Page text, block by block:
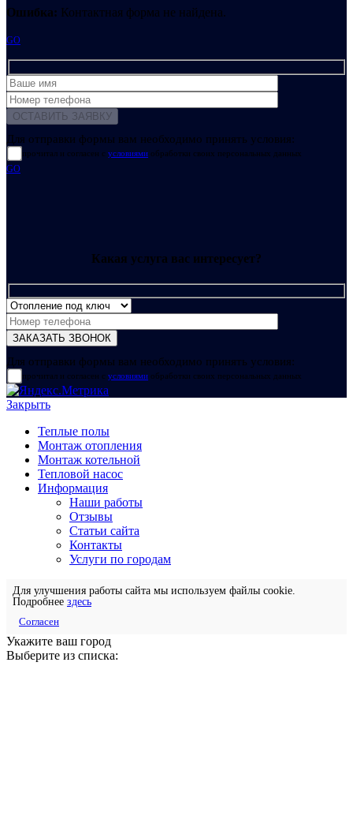
Ошибка: Контактная форма не найдена.
GO
Для отправки формы вам необходимо принять условия:
прочитал и согласен с условиями обработки своих персональных данных
GO
Какая услуга вас интересует?
Для отправки формы вам необходимо принять условия:
прочитал и согласен с условиями обработки своих персональных данных
Закрыть
Теплые полы
Монтаж отопления
Монтаж котельной
Тепловой насос
Информация
Наши работы
Отзывы
Статьи сайта
Контакты
Услуги по городам
Для улучшения работы сайта мы используем файлы cookie.
Подробнее здесь
Согласен
Укажите ваш город
Выберите из списка: